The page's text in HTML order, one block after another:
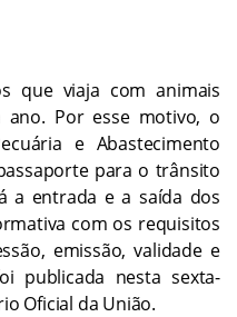
que viaja com animais
ano. Por esse motivo, o
e Abastecimento
para o trânsito
a entrada e a saída dos
com os requisitos
emissão, validade e
publicada nesta sexta-
Oficial da União.